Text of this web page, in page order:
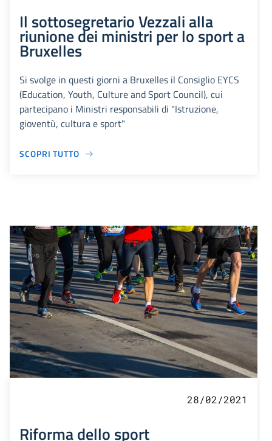
Il sottosegretario Vezzali alla
riunione dei ministri per lo sport a
Bruxelles
Si svolge in questi giorni a Bruxelles il Consiglio EYCS
(Education, Youth, Culture and Sport Council), cui
partecipano i Ministri responsabili di "Istruzione,
gioventù, cultura e sport"
SCOPRI TUTTO
28/02/2021
Riforma dello sport